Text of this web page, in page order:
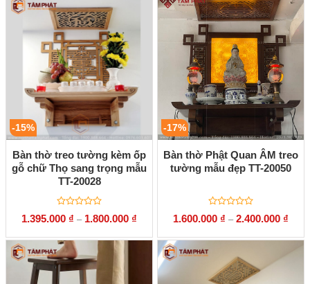
-15%
Bàn thờ treo tường kèm ốp
gỗ chữ Thọ sang trọng mẫu
TT-20028
Được
xếp
0
5
sao
1.395.000 ₫ – 1.800.000 ₫
-17%
Bàn thờ Phật Quan ÂM treo
tường mẫu đẹp TT-20050
Được
xếp
0
5
sao
1.600.000 ₫ – 2.400.000 ₫